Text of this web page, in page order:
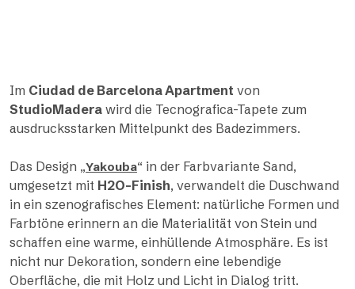
Im Ciudad de Barcelona Apartment von
StudioMadera wird die Tecnografica-Tapete zum
ausdrucksstarken Mittelpunkt des Badezimmers.
Das Design „Yakouba“ in der Farbvariante Sand,
umgesetzt mit H2O-Finish, verwandelt die Duschwand
in ein szenografisches Element: natürliche Formen und
Farbtöne erinnern an die Materialität von Stein und
schaffen eine warme, einhüllende Atmosphäre. Es ist
nicht nur Dekoration, sondern eine lebendige
Oberfläche, die mit Holz und Licht in Dialog tritt.